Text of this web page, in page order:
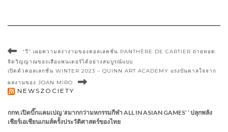
“วี” เผยความสง่างามของคอลเลคชั่น PANTHÈRE DE CARTIER ถ่ายทอด
จิตวิญญาณของเสือแพนเตอร์ได้อย่างสมบูรณ์แบบ
เปิดตัวคอลเลกชั่น WINTER 2023 – QUINN ART ACADEMY แรงบันดาลใจจาก
ผลงานของ JOAN MIRO
NEWSZOCIETY
กกท.เปิดบิ๊กแคมเปญ ‘#มากกว่ามหกรรมกีฬา ALL IN ASIAN GAMES’ ’ ปลุกพลัง
เชียร์เอเชียนเกมส์ครั้งประวัติศาสตร์ของไทย